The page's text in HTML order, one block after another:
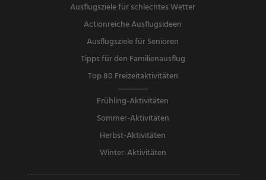
Ausflugsziele für schlechtes Wetter
Actionreiche Ausflugsideen
Ausflugsziele für Senioren
Tipps für den Familienausflug
Top 80 Freizeitaktivitäten
Frühling-Aktivitäten
Sommer-Aktivitäten
Herbst-Aktivitäten
Winter-Aktivitäten